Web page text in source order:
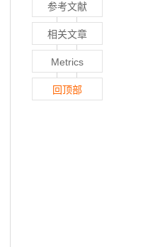
参考文献
相关文章
Metrics
回顶部